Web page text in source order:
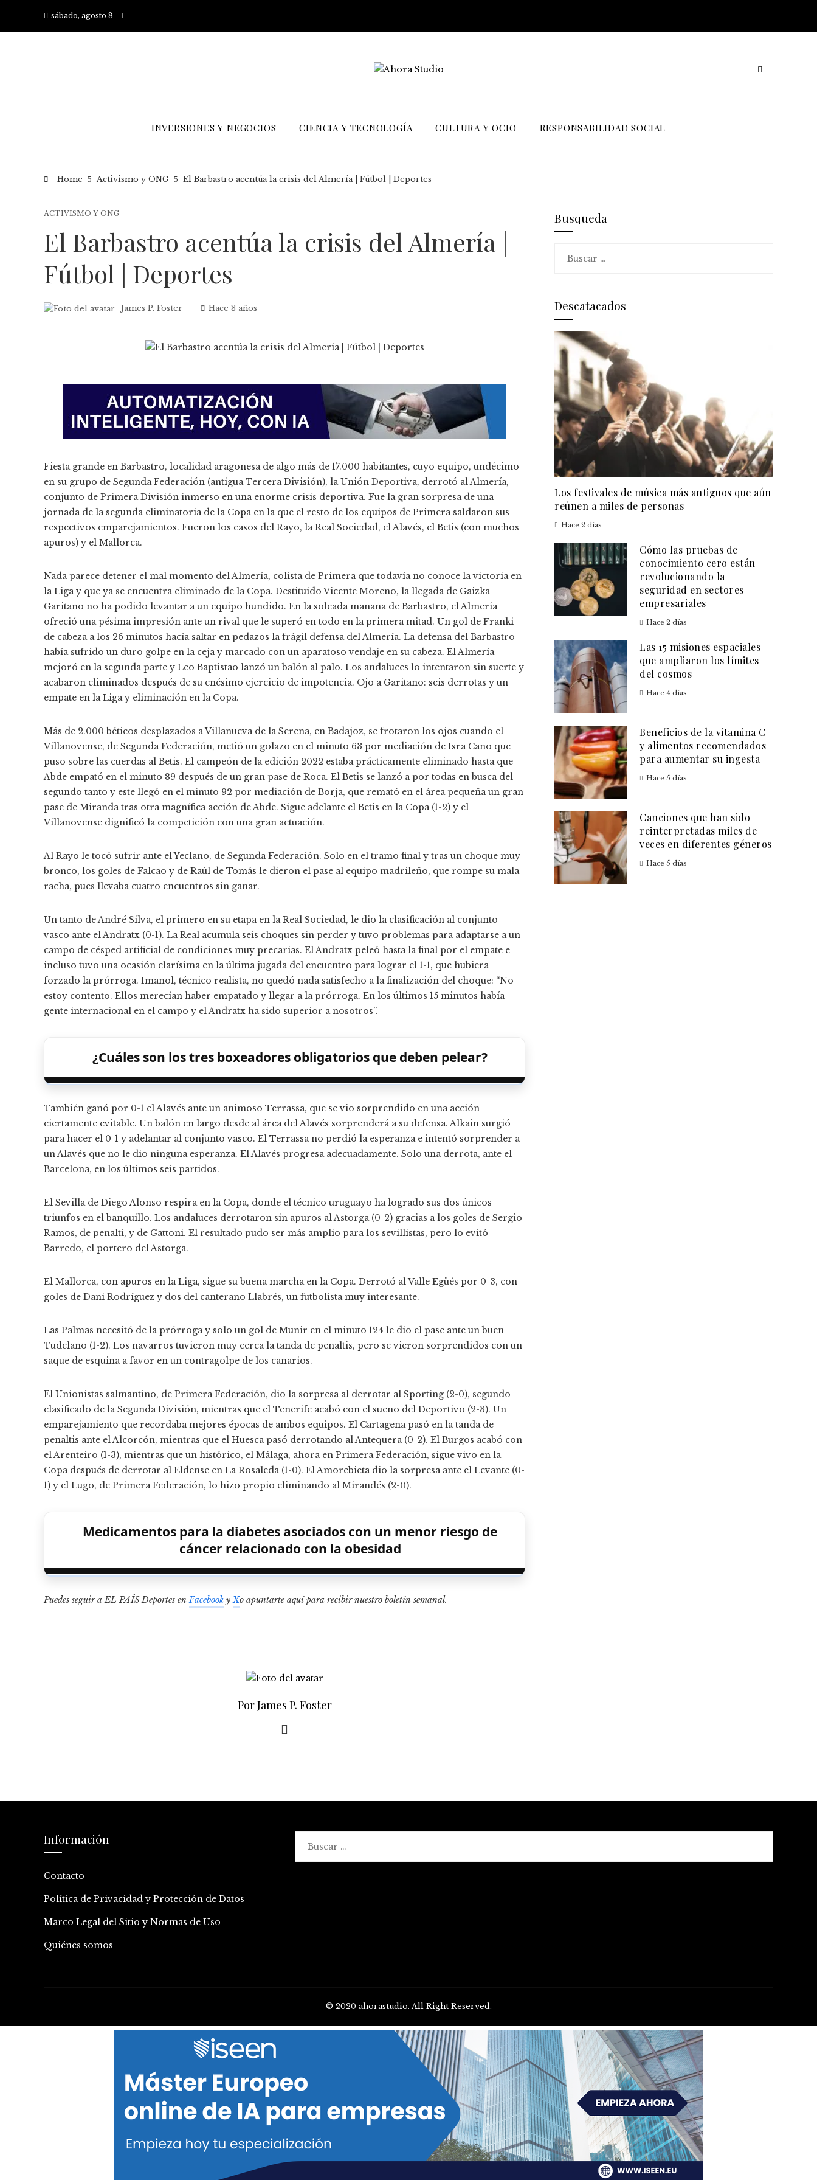
sábado, agosto 8
INVERSIONES Y NEGOCIOS CIENCIA Y TECNOLOGÍA CULTURA Y OCIO RESPONSABILIDAD SOCIAL
Home Activismo y ONG El Barbastro acentúa la crisis del Almería | Fútbol | Deportes
ACTIVISMO Y ONG
El Barbastro acentúa la crisis del Almería |
Fútbol | Deportes
James P. Foster Hace 3 años
Fiesta grande en Barbastro, localidad aragonesa de algo más de 17.000 habitantes, cuyo equipo, undécimo
en su grupo de Segunda Federación (antigua Tercera División), la Unión Deportiva, derrotó al Almería,
conjunto de Primera División inmerso en una enorme crisis deportiva. Fue la gran sorpresa de una
jornada de la segunda eliminatoria de la Copa en la que el resto de los equipos de Primera saldaron sus
respectivos emparejamientos. Fueron los casos del Rayo, la Real Sociedad, el Alavés, el Betis (con muchos
apuros) y el Mallorca.
Nada parece detener el mal momento del Almería, colista de Primera que todavía no conoce la victoria en
la Liga y que ya se encuentra eliminado de la Copa. Destituido Vicente Moreno, la llegada de Gaizka
Garitano no ha podido levantar a un equipo hundido. En la soleada mañana de Barbastro, el Almería
ofreció una pésima impresión ante un rival que le superó en todo en la primera mitad. Un gol de Franki
de cabeza a los 26 minutos hacía saltar en pedazos la frágil defensa del Almería. La defensa del Barbastro
había sufrido un duro golpe en la ceja y marcado con un aparatoso vendaje en su cabeza. El Almería
mejoró en la segunda parte y Leo Baptistão lanzó un balón al palo. Los andaluces lo intentaron sin suerte y
acabaron eliminados después de su enésimo ejercicio de impotencia. Ojo a Garitano: seis derrotas y un
empate en la Liga y eliminación en la Copa.
Más de 2.000 béticos desplazados a Villanueva de la Serena, en Badajoz, se frotaron los ojos cuando el
Villanovense, de Segunda Federación, metió un golazo en el minuto 63 por mediación de Isra Cano que
puso sobre las cuerdas al Betis. El campeón de la edición 2022 estaba prácticamente eliminado hasta que
Abde empató en el minuto 89 después de un gran pase de Roca. El Betis se lanzó a por todas en busca del
segundo tanto y este llegó en el minuto 92 por mediación de Borja, que remató en el área pequeña un gran
pase de Miranda tras otra magnífica acción de Abde. Sigue adelante el Betis en la Copa (1-2) y el
Villanovense dignificó la competición con una gran actuación.
Al Rayo le tocó sufrir ante el Yeclano, de Segunda Federación. Solo en el tramo final y tras un choque muy
bronco, los goles de Falcao y de Raúl de Tomás le dieron el pase al equipo madrileño, que rompe su mala
racha, pues llevaba cuatro encuentros sin ganar.
Un tanto de André Silva, el primero en su etapa en la Real Sociedad, le dio la clasificación al conjunto
vasco ante el Andratx (0-1). La Real acumula seis choques sin perder y tuvo problemas para adaptarse a un
campo de césped artificial de condiciones muy precarias. El Andratx peleó hasta la final por el empate e
incluso tuvo una ocasión clarísima en la última jugada del encuentro para lograr el 1-1, que hubiera
forzado la prórroga. Imanol, técnico realista, no quedó nada satisfecho a la finalización del choque: “No
estoy contento. Ellos merecían haber empatado y llegar a la prórroga. En los últimos 15 minutos había
gente internacional en el campo y el Andratx ha sido superior a nosotros”.
¿Cuáles son los tres boxeadores obligatorios que deben pelear?
También ganó por 0-1 el Alavés ante un animoso Terrassa, que se vio sorprendido en una acción
ciertamente evitable. Un balón en largo desde al área del Alavés sorprenderá a su defensa. Alkain surgió
para hacer el 0-1 y adelantar al conjunto vasco. El Terrassa no perdió la esperanza e intentó sorprender a
un Alavés que no le dio ninguna esperanza. El Alavés progresa adecuadamente. Solo una derrota, ante el
Barcelona, ​​en los últimos seis partidos.
El Sevilla de Diego Alonso respira en la Copa, donde el técnico uruguayo ha logrado sus dos únicos
triunfos en el banquillo. Los andaluces derrotaron sin apuros al Astorga (0-2) gracias a los goles de Sergio
Ramos, de penalti, y de Gattoni. El resultado pudo ser más amplio para los sevillistas, pero lo evitó
Barredo, el portero del Astorga.
El Mallorca, con apuros en la Liga, sigue su buena marcha en la Copa. Derrotó al Valle Egüés por 0-3, con
goles de Dani Rodríguez y dos del canterano Llabrés, un futbolista muy interesante.
Las Palmas necesitó de la prórroga y solo un gol de Munir en el minuto 124 le dio el pase ante un buen
Tudelano (1-2). Los navarros tuvieron muy cerca la tanda de penaltis, pero se vieron sorprendidos con un
saque de esquina a favor en un contragolpe de los canarios.
El Unionistas salmantino, de Primera Federación, dio la sorpresa al derrotar al Sporting (2-0), segundo
clasificado de la Segunda División, mientras que el Tenerife acabó con el sueño del Deportivo (2-3). Un
emparejamiento que recordaba mejores épocas de ambos equipos. El Cartagena pasó en la tanda de
penaltis ante el Alcorcón, mientras que el Huesca pasó derrotando al Antequera (0-2). El Burgos acabó con
el Arenteiro (1-3), mientras que un histórico, el Málaga, ahora en Primera Federación, sigue vivo en la
Copa después de derrotar al Eldense en La Rosaleda (1-0). El Amorebieta dio la sorpresa ante el Levante (0-
1) y el Lugo, de Primera Federación, lo hizo propio eliminando al Mirandés (2-0).
Medicamentos para la diabetes asociados con un menor riesgo de
cáncer relacionado con la obesidad
Puedes seguir a EL PAÍS Deportes enFacebook yXo apuntarte aquí para recibirnuestro boletín semanal.
Por James P. Foster
Busqueda
Descatacados
Los festivales de música más antiguos que aún
reúnen a miles de personas
Hace 2 días
Cómo las pruebas de
conocimiento cero están
revolucionando la
seguridad en sectores
empresariales
Hace 2 días
Las 15 misiones espaciales
que ampliaron los límites
del cosmos
Hace 4 días
Beneficios de la vitamina C
y alimentos recomendados
para aumentar su ingesta
Hace 5 días
Canciones que han sido
reinterpretadas miles de
veces en diferentes géneros
Hace 5 días
Información
Contacto
Política de Privacidad y Protección de Datos
Marco Legal del Sitio y Normas de Uso
Quiénes somos
© 2020 ahorastudio. All Right Reserved.